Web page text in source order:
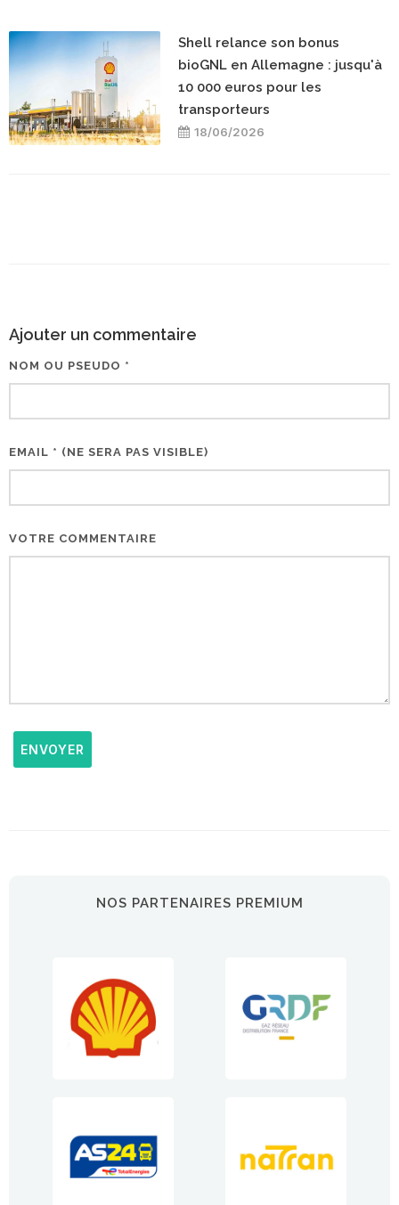
Shell relance son bonus
bioGNL en Allemagne : jusqu'à
10 000 euros pour les
transporteurs
18/06/2026
Ajouter un commentaire
NOM OU PSEUDO *
EMAIL * (NE SERA PAS VISIBLE)
VOTRE COMMENTAIRE
ENVOYER
NOS PARTENAIRES PREMIUM